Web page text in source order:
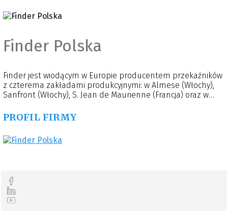
Finder Polska
Finder jest wiodącym w Europie producentem przekaźników
z czterema zakładami produkcyjnymi: w Almese (Włochy),
Sanfront (Włochy), S. Jean de Maurienne (Francja) oraz w
Włoszech przez inżyniera Piero Giordanino. Pomimo
Globalna sieć sprzedaży i dystrybucji pozwala zaopatrywać
się w nasze produkty na całym świecie. W 2016 roku
PROFIL FIRMY